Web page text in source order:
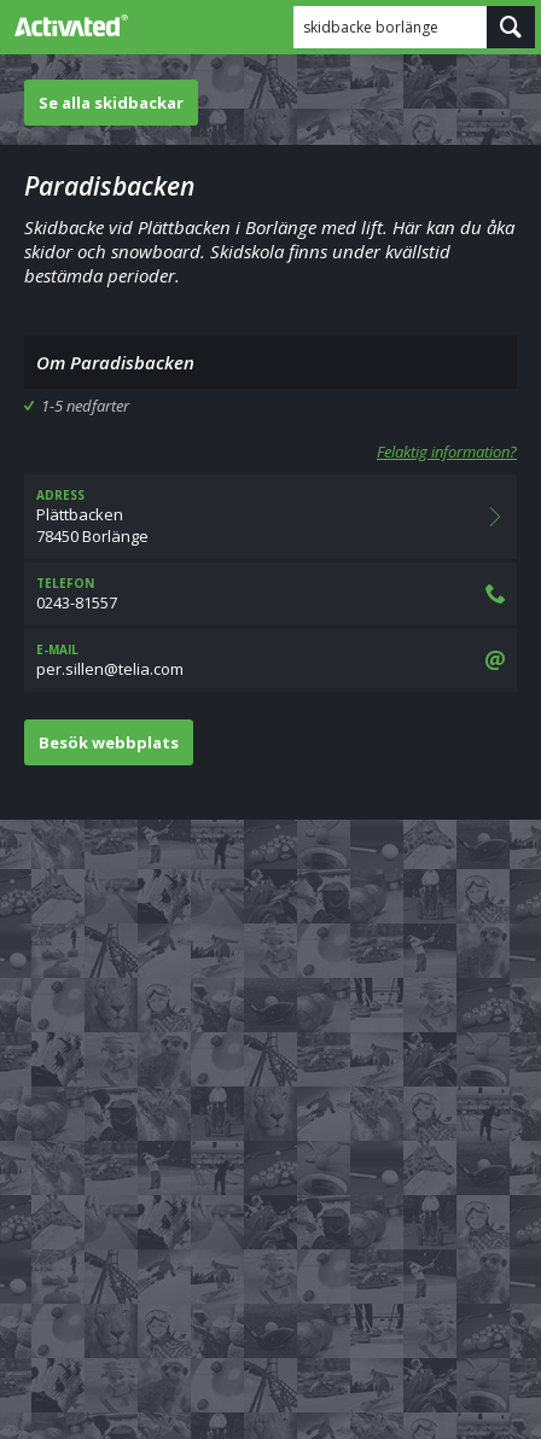
skidbacke borlänge
Se alla skidbackar
Paradisbacken
Skidbacke vid Plättbacken i Borlänge med lift. Här kan du åka
skidor och snowboard. Skidskola finns under kvällstid
bestämda perioder.
Om Paradisbacken
1-5 nedfarter
Felaktig information?
ADRESS
Plättbacken
78450 Borlänge
TELEFON
0243-81557
E-MAIL
moc.ailet@nellis.rep
Besök webbplats